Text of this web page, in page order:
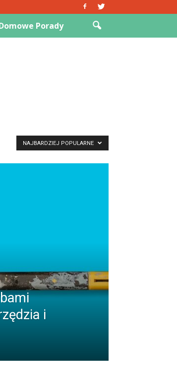
Porady
NAJBARDZIEJ POPULARNE
i